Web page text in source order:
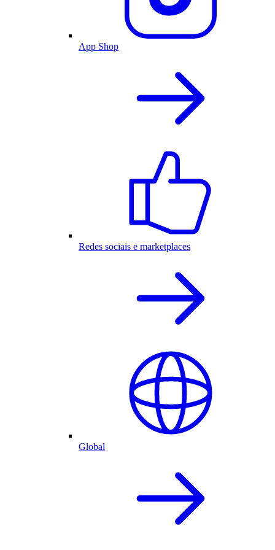
App Shop
Redes sociais e marketplaces
Global